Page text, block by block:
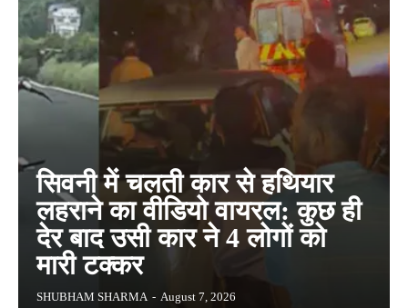
सिवनी में चलती कार से हथियार
लहराने का वीडियो वायरल: कुछ ही
देर बाद उसी कार ने 4 लोगों को
मारी टक्कर
SHUBHAM SHARMA - August 7, 2026